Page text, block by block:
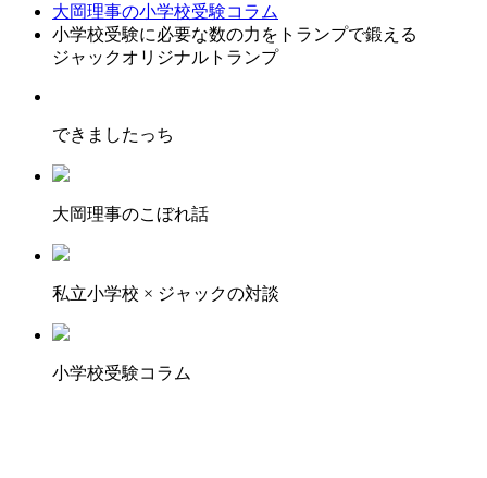
大岡理事の小学校受験コラム
小学校受験に必要な数の力をトランプで鍛える
ジャックオリジナルトランプ
できましたっち
大岡理事のこぼれ話
私立小学校 × ジャックの対談
小学校受験コラム